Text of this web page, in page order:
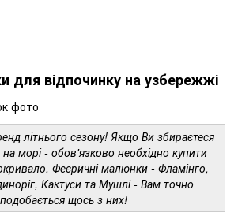
для відпочинку на узбережжі
літнього сезону! Якщо Ви збираєтеся
морі - обов'язково необхідно купити
Феєричні малюнки - Фламінго,
Кактуси та Мушлі - Вам точно
щось з них!